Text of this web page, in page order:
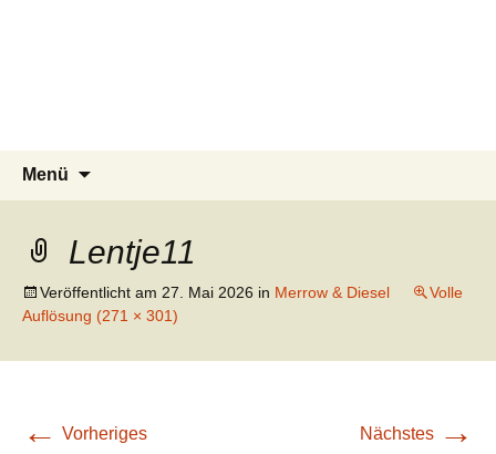
Tier Natur und Artenschutz
Siebengebirge e.V.
Tierschutzverein seit 1985 im
Siebengebirge – Orscheider
Menü
Lentje11
Veröffentlicht am 27. Mai 2026 in Merrow & Diesel
Volle
Auflösung (271 × 301)
← Vorheriges Nächstes →